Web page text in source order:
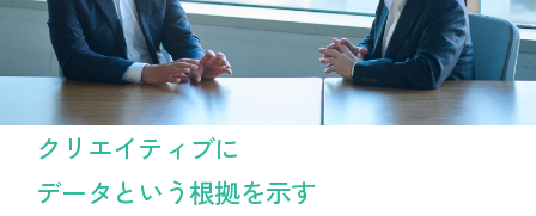
クリエイティブに
データという根拠を示す